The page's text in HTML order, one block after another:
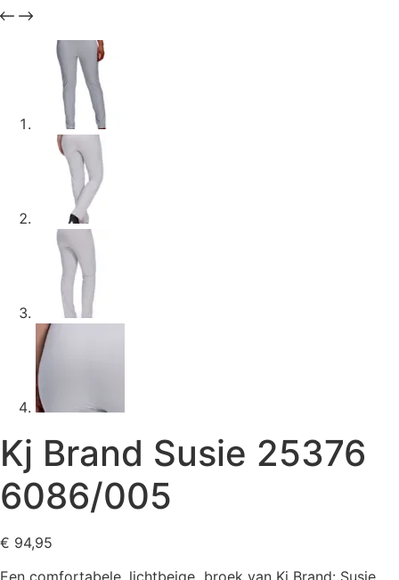
Kj Brand Susie 25376
6086/005
€ 94,95